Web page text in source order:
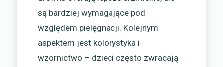
są bardziej wymagające pod
względem pielęgnacji. Kolejnym
aspektem jest kolorystyka i
wzornictwo – dzieci często zwracają